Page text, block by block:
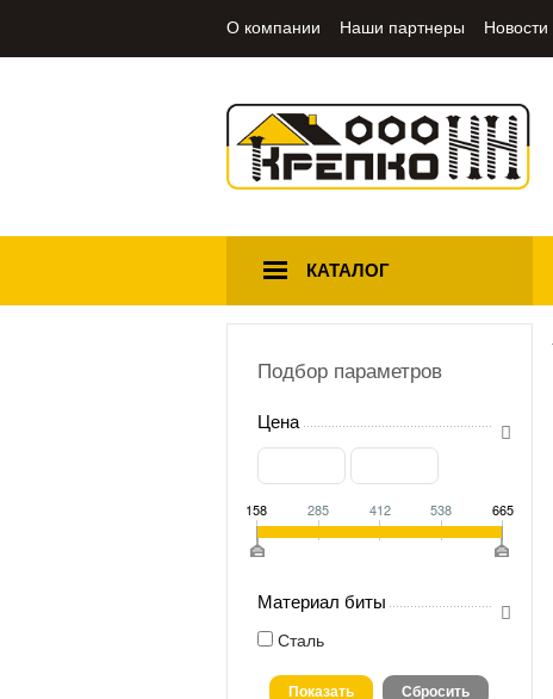
О компании Наши партнеры Новости
КАТАЛОГ
Подбор параметров
Цена
158 285 412 538 665
Материал биты
Сталь